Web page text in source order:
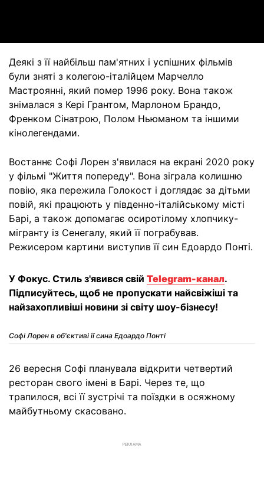
Деякі з її найбільш пам'ятних і успішних фільмів
були зняті з колегою-італійцем Марчелло
Мастроянні, який помер 1996 року. Вона також
знімалася з Кері Грантом, Марлоном Брандо,
Френком Сінатрою, Полом Ньюманом та іншими
кінолегендами.
Востаннє Софі Лорен з'явилася на екрані 2020 року
у фільмі "Життя попереду". Вона зіграла колишню
повію, яка пережила Голокост і доглядає за дітьми
повій, які працюють у південно-італійському місті
Барі, а також допомагає осиротілому хлопчику-
мігранту із Сенегалу, який її пограбував.
Режисером картини виступив її син Едоардо Понті.
У Фокус. Стиль з'явився свій Telegram-канал.
Підписуйтесь, щоб не пропускати найсвіжіші та
найзахопливіші новини зі світу шоу-бізнесу!
Софі Лорен в об'єктиві її сина Едоардо Понті
26 вересня Софі планувала відкрити четвертий
ресторан свого імені в Барі. Через те, що
трапилося, всі її зустрічі та поїздки в осяжному
майбутньому скасовано.
РЕКЛАМА